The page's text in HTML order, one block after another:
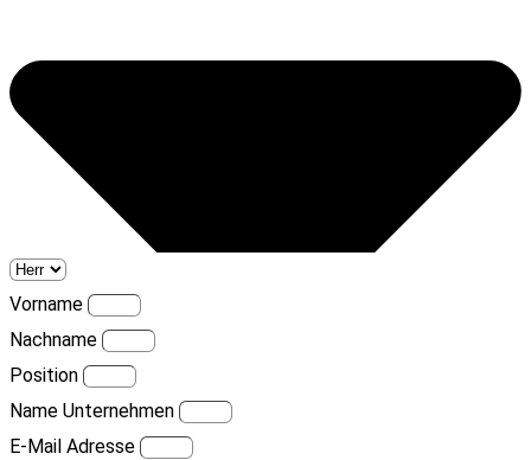
Vorname
Nachname
Position
Name Unternehmen
E-Mail Adresse